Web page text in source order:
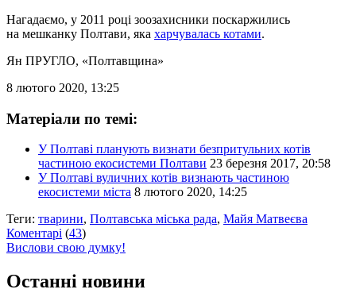
Нагадаємо, у 2011 році зоозахисники поскаржились
на мешканку Полтави, яка харчувалась котами.
Ян ПРУГЛО, «Полтавщина»
8 лютого 2020, 13:25
Матеріали по темі:
У Полтаві планують визнати безпритульних котів
частиною екосистеми Полтави 23 березня 2017, 20:58
У Полтаві вуличних котів визнають частиною
екосистеми міста 8 лютого 2020, 14:25
Теги: тварини, Полтавська міська рада, Майя Матвеєва
Коментарі (43)
Вислови свою думку!
Останні новини